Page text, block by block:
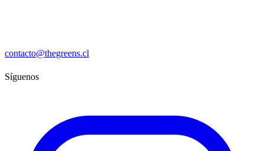
contacto@thegreens.cl
Síguenos